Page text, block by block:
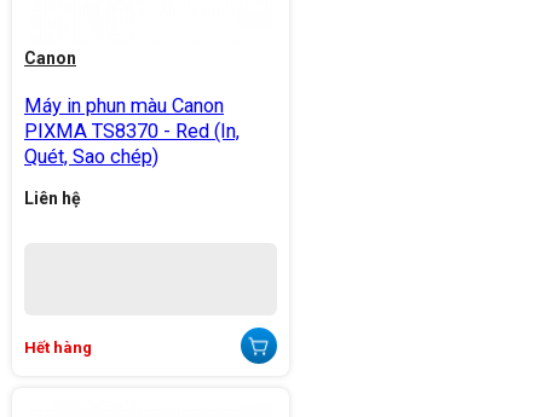
Canon
Máy in phun màu Canon
PIXMA TS8370 - Red (In,
Quét, Sao chép)
Liên hệ
Hết hàng